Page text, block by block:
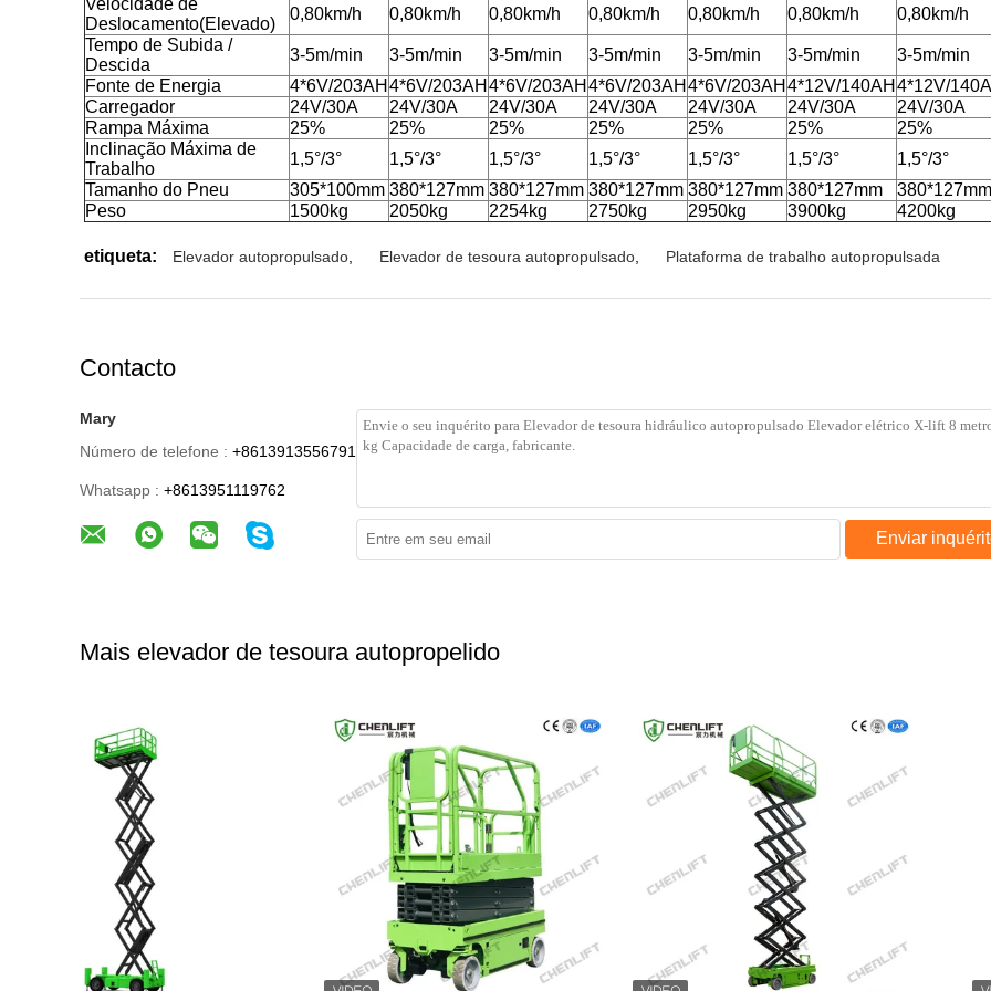
Velocidade de
Deslocamento(Elevado)
0,80km/h 0,80km/h 0,80km/h 0,80km/h 0,80km/h 0,80km/h
0,80km/h
Tempo de Subida /
Descida
3-5m/min 3-5m/min 3-5m/min 3-5m/min 3-5m/min 3-5m/min
3-5m/min
Fonte de Energia
4*6V/203AH 4*6V/203AH 4*6V/203AH 4*6V/203AH 4*6V/203AH 4*12V/140AH 4*12V/
Carregador
24V/30A 24V/30A 24V/30A 24V/30A 24V/30A 24V/30A
24V/30A
Rampa Máxima
25% 25% 25% 25% 25% 25%
25%
Inclinação Máxima de
Trabalho
1,5°/3° 1,5°/3° 1,5°/3° 1,5°/3° 1,5°/3° 1,5°/3°
1,5°/3°
Tamanho do Pneu
305*100mm 380*127mm 380*127mm 380*127mm 380*127mm 380*127mm
380*127mm
Peso
1500kg 2050kg 2254kg 2750kg 2950kg 3900kg 4200kg
etiqueta: Elevador autopropulsado Elevador de tesoura autopropulsado Plataforma de trabalho autopropulsada
Contacto
Mary
Número de telefone : +8613913556791
Whatsapp : +8613951119762
Enviar
Mais elevador de tesoura autopropelido